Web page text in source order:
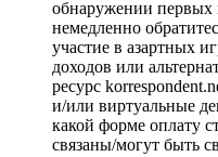
обнаружении первых
немедленно
участие в азартных
доходов или
ресурс
и/или виртуальные
какой форме оплату
связаны/могут быть